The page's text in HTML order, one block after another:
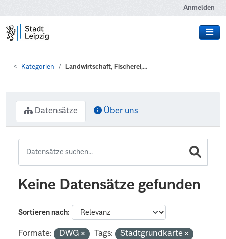
Anmelden
Kategorien Landwirtschaft, Fischerei,...
Datensätze Über uns
Keine Datensätze gefunden
Sortieren nach
Formate: DWG Tags:
Stadtgrundkarte